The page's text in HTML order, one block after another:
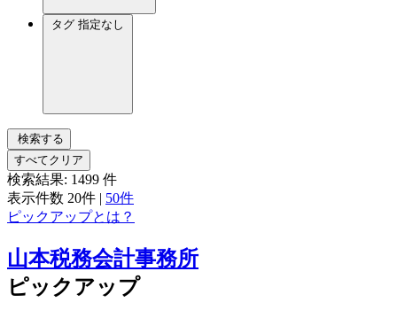
タグ 指定なし
検索する
すべてクリア
検索結果: 1499 件
表示件数 20件 | 50件
ピックアップとは？
山本税務会計事務所
ピックアップ